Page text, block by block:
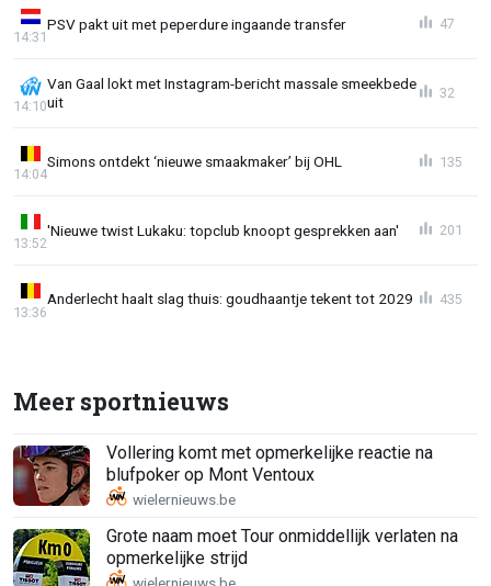
PSV pakt uit met peperdure ingaande transfer
14:31
47
Van Gaal lokt met Instagram-bericht massale smeekbede
uit
14:10
32
Simons ontdekt ‘nieuwe smaakmaker’ bij OHL
14:04
135
'Nieuwe twist Lukaku: topclub knoopt gesprekken aan'
13:52
201
Anderlecht haalt slag thuis: goudhaantje tekent tot 2029
13:36
435
Meer sportnieuws
Vollering komt met opmerkelijke reactie na
blufpoker op Mont Ventoux
Grote naam moet Tour onmiddellijk verlaten na
opmerkelijke strijd